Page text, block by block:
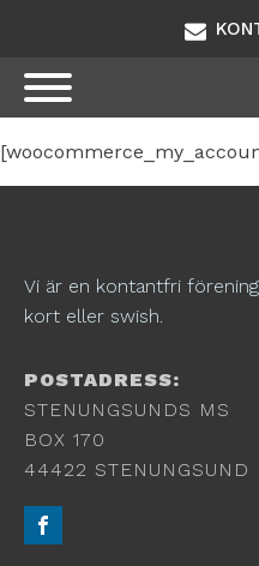
Vi är en kontantfri
kort eller swish.
POSTADRESS:
STENUNGSUNDS MS
BOX 170
44422 STENUNGSUND